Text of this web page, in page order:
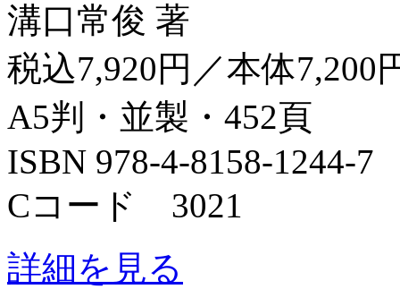
溝口常俊 著
税込7,920円／本体7,200
A5判・並製・452頁
ISBN 978-4-8158-1244-7
Cコード 3021
詳細を見る